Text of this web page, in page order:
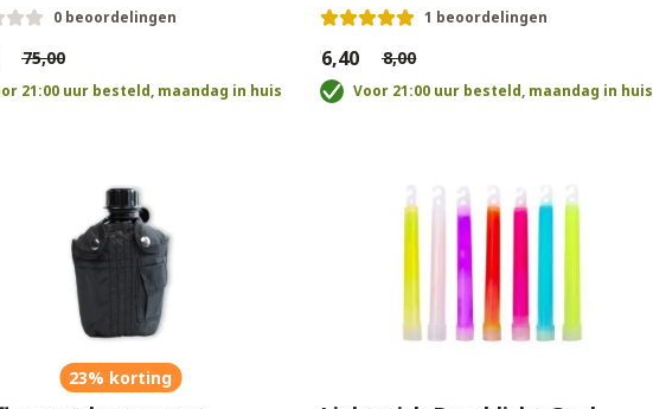
0 beoordelingen
€75,00
21:00 uur besteld, maandag in huis
1 beoordelingen
€6,40 €8,00
Voor 21:00 uur besteld, maandag in huis
23% korting